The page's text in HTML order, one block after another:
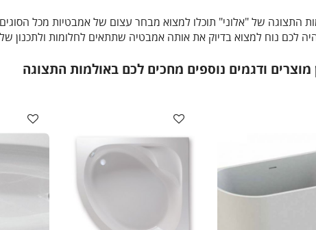
התצוגה של "אלוני" תוכלו למצוא מבחר עצום של אמבטיות מכל
לכם נוח למצוא בדיוק את אותה אמבטיה שתתאים לחלומות ולתכנון
מוצרים ודגמים נוספים מחכים לכם באולמות התצוגה